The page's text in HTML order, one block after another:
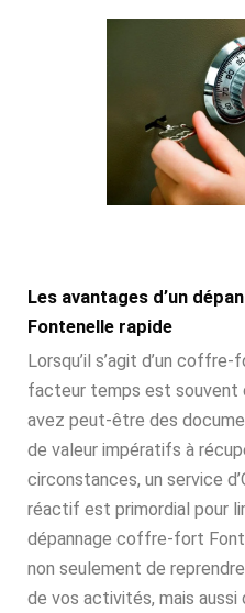
Les avantages d’un
Fontenelle rapide
Lorsqu’il s’agit d’un
facteur temps est souvent
avez peut-être des
de valeur impératifs à
circonstances, un service
réactif est primordial pour
dépannage coffre-fort
non seulement de
de vos activités, mais aussi